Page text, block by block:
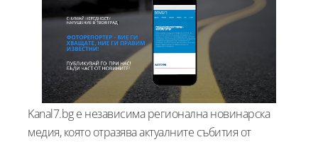
Kanal7.bg е независима регионална новинарска
медия, която отразява актуалните събития от